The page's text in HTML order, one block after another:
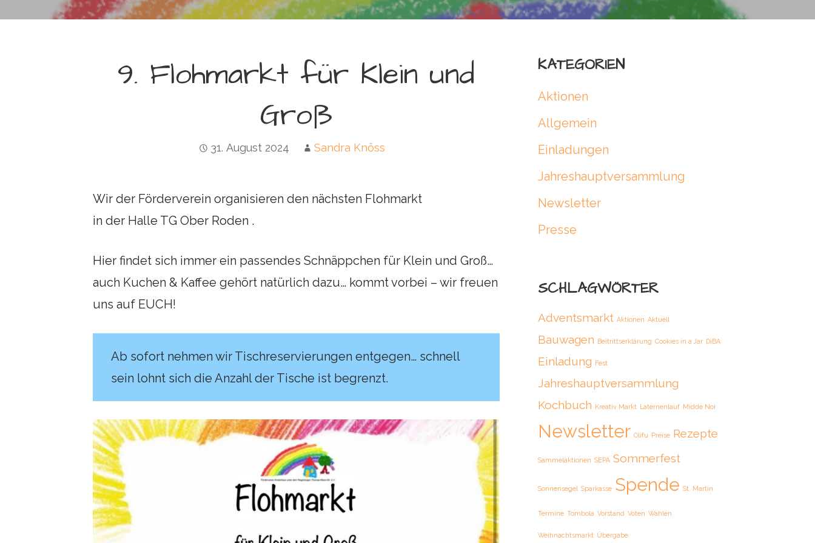
n
9. Flohmarkt für Klein und
Groß
31. August 2024 Sandra Knöss
Wir der Förderverein organisieren den nächsten Flohmarkt
in der Halle TG Ober Roden .
Hier findet sich immer ein passendes Schnäppchen für Klein und Groß…
auch Kuchen & Kaffee gehört natürlich dazu… kommt vorbei – wir freuen
uns auf EUCH!
Ab sofort nehmen wir Tischreservierungen entgegen… schnell
sein lohnt sich die Anzahl der Tische ist begrenzt.
KATEGORIEN
Aktionen
Allgemein
Einladungen
Jahreshauptversammlung
Newsletter
Presse
SCHLAGWÖRTER
Adventsmarkt Aktionen Aktuell
Bauwagen Beitrittserklärung Cookies in a Jar DiBA
Einladung Fest
Jahreshauptversammlung
Kochbuch Kreativ Markt Laternenlauf Midde Noi
Newsletter Olifu Preise Rezepte
Sammelaktionen SEPA Sommerfest
Sonnensegel Sparkasse Spende St. Martin
Termine Tombola Vorstand Voten Wahlen
Weihnachtsmarkt Übergabe